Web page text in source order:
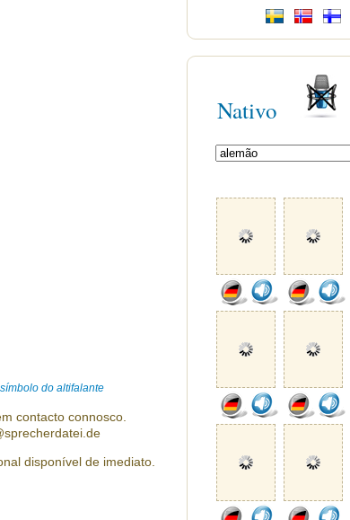
do altifalante
contacto connosco.
disponível de imediato.
Nativo